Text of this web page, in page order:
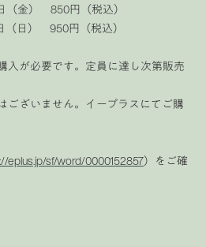
（金） 850円（税込）
） 950円（税込）
が必要です。定員に達し次第販売
ざいません。イープラスにてご購
eplus.jp/sf/word/0000152857）をご確